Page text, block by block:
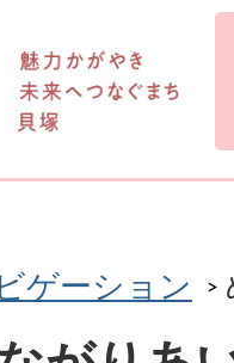
ゲーション